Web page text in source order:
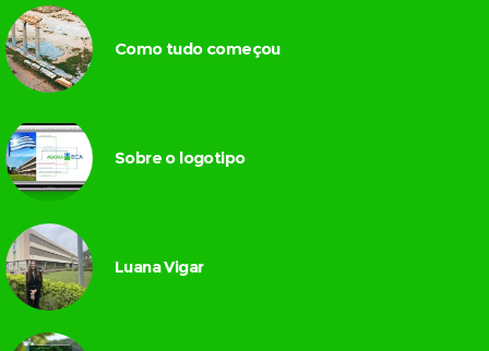
Como tudo começou
Sobre o logotipo
Luana Vigar